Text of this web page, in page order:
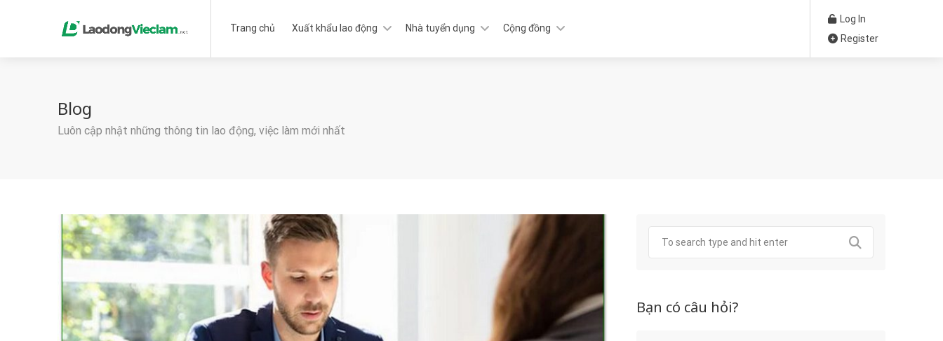
Trang chủ Xuất khẩu lao động Nhà tuyển dụng Cộng đồng
Log In
Register
Blog
Luôn cập nhật những thông tin lao động, việc làm mới nhất
Bạn có câu hỏi?